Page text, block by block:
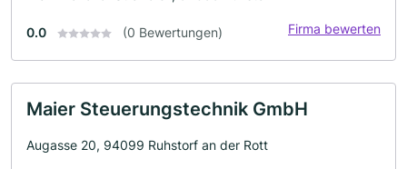
0.0 (0 Bewertungen) Firma bewerten
Maier Steuerungstechnik GmbH
Augasse 20, 94099 Ruhstorf an der Rott